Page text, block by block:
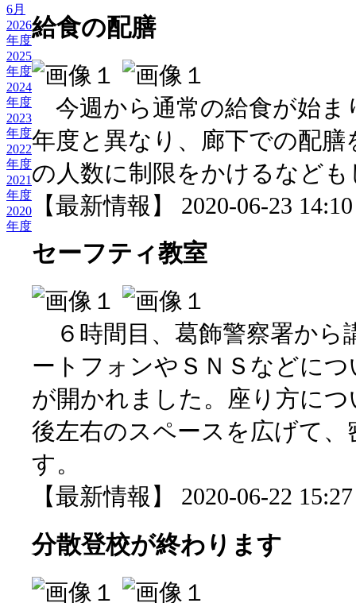
6月
2026
年度
2025
年度
2024
年度
2023
年度
2022
年度
2021
年度
2020
年度
給食の配膳
今週から通常の給食が始ま
年度と異なり、廊下での配
の人数に制限をかけるなど
【最新情報】 2020-06-23
セーフティ教室
６時間目、葛飾警察署から
ートフォンやＳＮＳなどに
が開かれました。座り方に
後左右のスペースを広げて
す。
【最新情報】 2020-06-22
分散登校が終わります